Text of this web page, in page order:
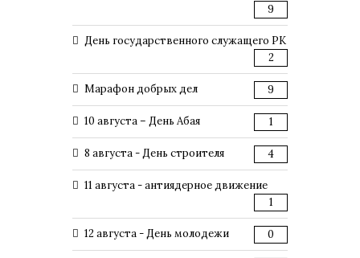
9
День государственного служащего РК
2
Марафон добрых дел 9
10 августа – День Абая 1
8 августа - День строителя 4
11 августа - антиядерное движение
1
12 августа - День молодежи 0